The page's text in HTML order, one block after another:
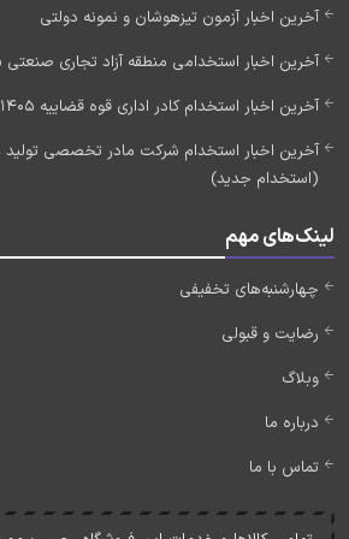
آخرین اخبار آزمون تیزهوشان و نمونه دولتی
آخرین اخبار استخدامی منطقه آزاد تجاری صنعتی 1405
آخرین اخبار استخدام کادر اداری قوه قضاییه 1405 (به زودی)
(استخدام جدید)
لینک‌های مهم
چهارشنبه‌های تخفیفی
رضایت و قبولی
وبلاگ
درباره ما
تماس با ما